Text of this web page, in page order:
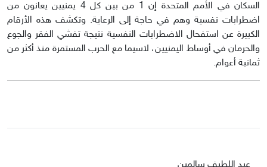
السكان في الأمم المتحدة إن 1 من بين كل 4 يمنيين يعانون من
اضطرابات نفسية وهم في حاجة إلى الرعاية. وتكشف هذه الأرقام
الكبيرة عن استفحال الاضطرابات النفسية نتيجة تفشي الفقر والجوع
والحرمان في أوساط اليمنيين، لاسيما مع الحرب المستمرة منذ أكثر من
ثمانية أعوام.